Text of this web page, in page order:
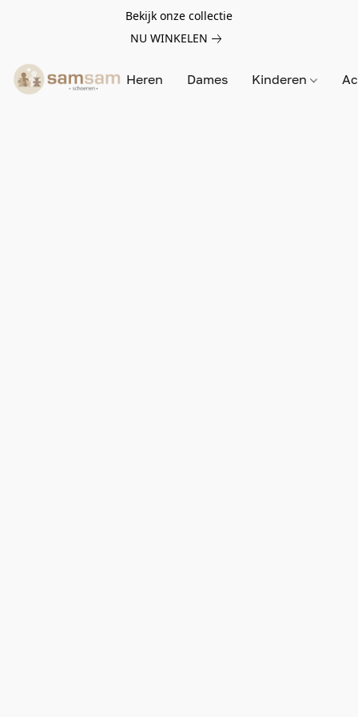
Bekijk onze collectie
NU WINKELEN
Heren Dames Kinderen